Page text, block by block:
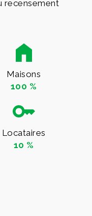
recensement
Maisons
100 %
Locataires
10 %